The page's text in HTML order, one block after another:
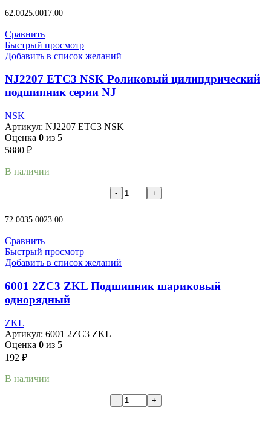
62.0025.0017.00
Сравнить
Быстрый просмотр
Добавить в список желаний
NJ2207 ETC3 NSK Роликовый цилиндрический
подшипник серии NJ
NSK
Артикул: NJ2207 ETC3 NSK
Оценка 0 из 5
5880 ₽
В наличии
72.0035.0023.00
Сравнить
Быстрый просмотр
Добавить в список желаний
6001 2ZC3 ZKL Подшипник шариковый
однорядный
ZKL
Артикул: 6001 2ZC3 ZKL
Оценка 0 из 5
192 ₽
В наличии